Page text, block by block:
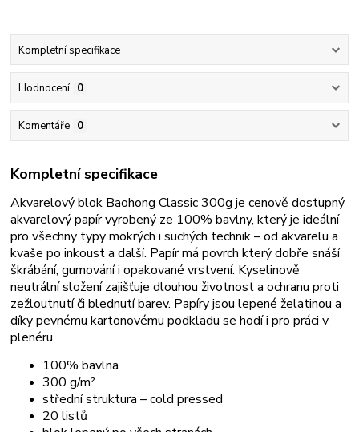
Kompletní specifikace
Hodnocení 0
Komentáře 0
Kompletní specifikace
Akvarelový blok Baohong Classic300g je cenově dostupný
akvarelový papír vyrobený ze 100% bavlny, který je ideální
pro všechny typy mokrých i suchých technik – od akvarelu a
kvaše po inkoust a další. Papír má povrch který dobře snáší
škrábání, gumování i opakované vrstvení. Kyselinově
neutrální složení zajišťuje dlouhou životnost a ochranu proti
zežloutnutí či blednutí barev. Papíry jsou lepené želatinou a
díky pevnému kartonovému podkladu se hodí i pro práci v
plenéru.
100% bavlna
300 g/m²
střední struktura – cold pressed
20 listů